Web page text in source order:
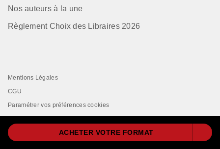
ACHETER VOTRE FORMAT
Nos auteurs à la une
Règlement Choix des Libraires 2026
Mentions Légales
CGU
Paramétrer vos préférences cookies
Charte de Référencement